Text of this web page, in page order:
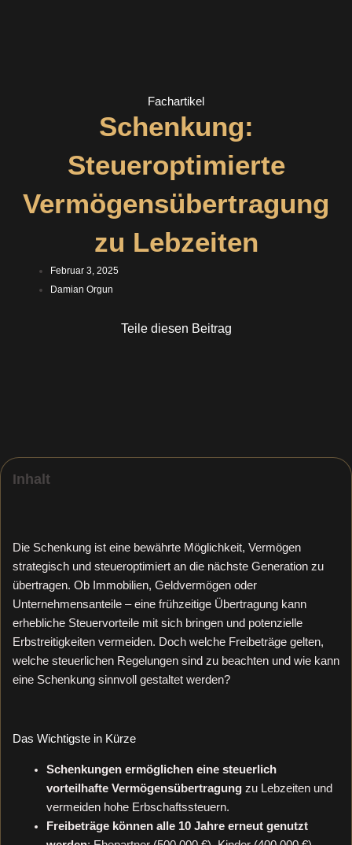
Fachartikel
Schenkung:
Steueroptimierte
Vermögensübertragung
zu Lebzeiten
Februar 3, 2025
Damian Orgun
Teile diesen Beitrag
Inhalt
Die Schenkung ist eine bewährte Möglichkeit, Vermögen
strategisch und steueroptimiert an die nächste Generation zu
übertragen. Ob Immobilien, Geldvermögen oder
Unternehmensanteile – eine frühzeitige Übertragung kann
erhebliche Steuervorteile mit sich bringen und potenzielle
Erbstreitigkeiten vermeiden. Doch welche Freibeträge gelten,
welche steuerlichen Regelungen sind zu beachten und wie kann
eine Schenkung sinnvoll gestaltet werden?
Das Wichtigste in Kürze
Schenkungen ermöglichen eine steuerlich
vorteilhafte Vermögensübertragung zu Lebzeiten und
vermeiden hohe Erbschaftssteuern.
Freibeträge können alle 10 Jahre erneut genutzt